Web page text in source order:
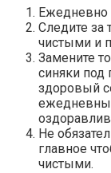
Ежедневно
Следите
чистыми и
Замените
синяки под
здоровый
Не
главное
чистыми.